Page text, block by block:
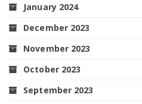
January 2024
December 2023
November 2023
October 2023
September 2023